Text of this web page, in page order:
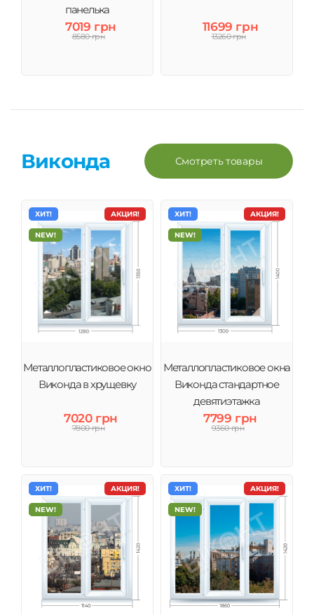
панелька
7019 грн
8580 грн
11699 грн
13260 грн
Виконда Смотреть товары
АКЦИЯ!
ХИТ!
NEW!
Металлопластиковое окно
Виконда в хрущевку
7020 грн
7800 грн
АКЦИЯ!
ХИТ!
NEW!
Металлопластиковое окна
Виконда стандартное
девятиэтажка
7799 грн
9360 грн
АКЦИЯ!
ХИТ!
NEW!
АКЦИЯ!
ХИТ!
NEW!